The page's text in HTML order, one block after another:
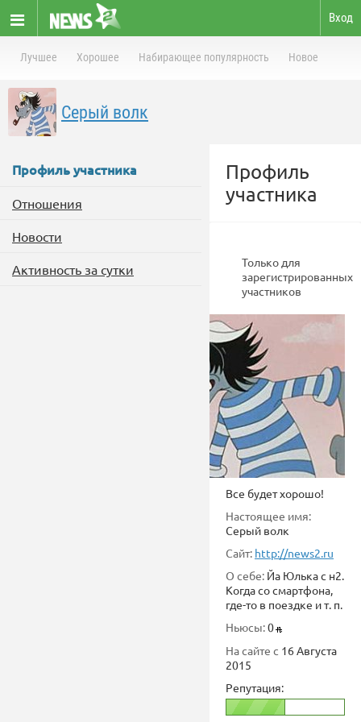
Вход
Лучшее Хорошее Набирающее популярность Новое
Серый волк
Профиль участника
Отношения
Новости
Активность за сутки
Профиль
участника
Только для
зарегистрированных
участников
Все будет хорошо!
Настоящее имя:
Серый волк
Сайт: http://news2.ru
О себе: Йа Юлька с н2.
Когда со смартфона,
где-то в поездке и т. п.
Ньюсы:0
На сайте с 16 Августа
2015
Репутация: